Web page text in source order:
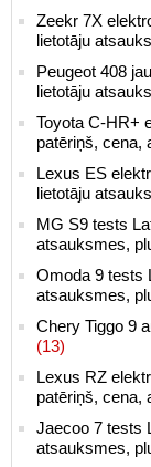
Zeekr 7X
lietotāju
Peugeot 408
lietotāju
Toyota C-HR+
patēriņš, cena,
Lexus ES
lietotāju
MG S9 tests
atsauksmes,
Omoda 9 tests
atsauksmes,
Chery Tiggo 9
(13)
Lexus RZ
patēriņš, cena,
Jaecoo 7 tests
atsauksmes,